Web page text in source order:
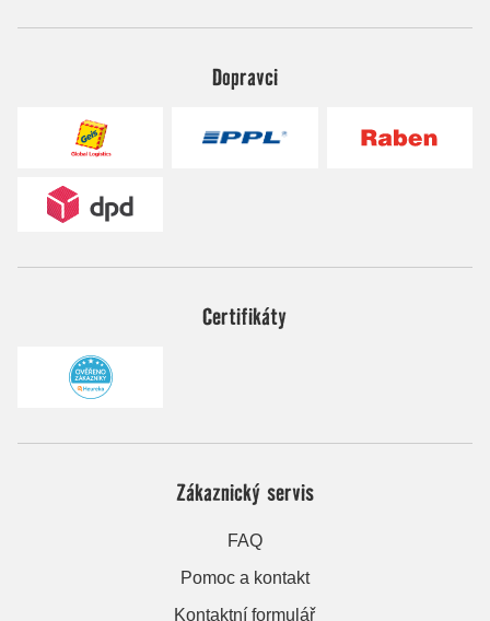
Dopravci
Certifikáty
Zákaznický servis
FAQ
Pomoc a kontakt
Kontaktní formulář